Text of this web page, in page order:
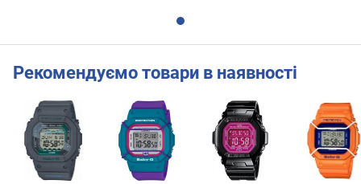
Рекомендуємо товари в наявності